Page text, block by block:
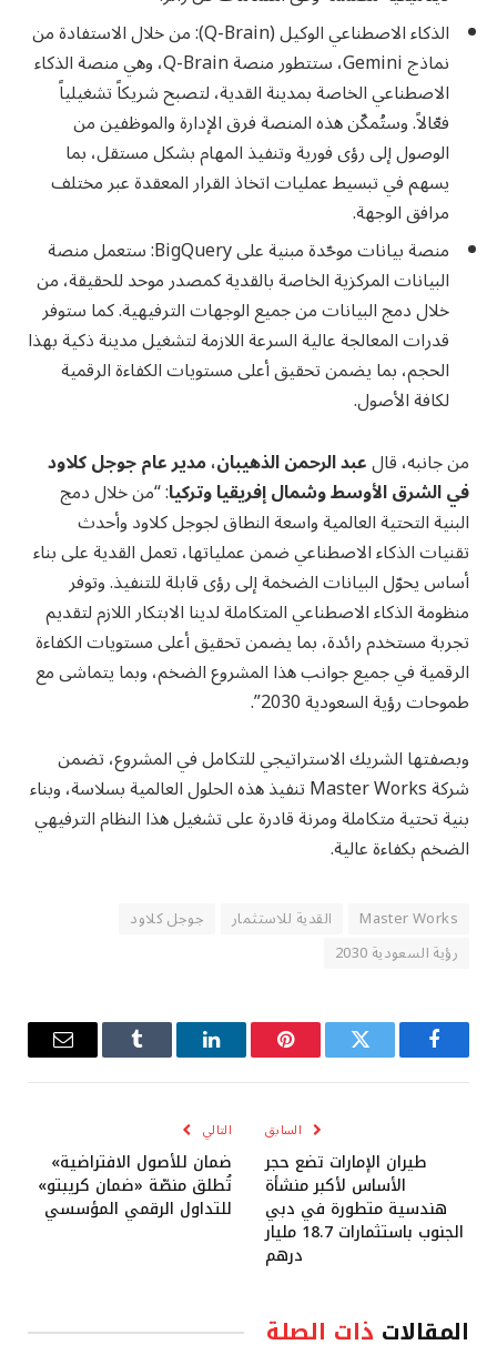
الذكاء الاصطناعي الوكيل (Q-Brain): من خلال الاستفادة من
نماذج Gemini، ستتطور منصة Q-Brain، وهي منصة الذكاء
الاصطناعي الخاصة بمدينة القدية، لتصبح شريكاً تشغيلياً
فعّالاً. وستُمكّن هذه المنصة فرق الإدارة والموظفين من
الوصول إلى رؤى فورية وتنفيذ المهام بشكل مستقل، بما
يسهم في تبسيط عمليات اتخاذ القرار المعقدة عبر مختلف
مرافق الوجهة.
منصة بيانات موحّدة مبنية على BigQuery: ستعمل منصة
البيانات المركزية الخاصة بالقدية كمصدر موحد للحقيقة، من
خلال دمج البيانات من جميع الوجهات الترفيهية. كما ستوفر
قدرات المعالجة عالية السرعة اللازمة لتشغيل مدينة ذكية بهذا
الحجم، بما يضمن تحقيق أعلى مستويات الكفاءة الرقمية
لكافة الأصول.
من جانبه، قالعبد الرحمن الذهيبان، مدير عام جوجل كلاود
في الشرق الأوسط وشمال إفريقيا وتركيا: “من خلال دمج
البنية التحتية العالمية واسعة النطاق لجوجل كلاود وأحدث
تقنيات الذكاء الاصطناعي ضمن عملياتها، تعمل القدية على بناء
أساس يحوّل البيانات الضخمة إلى رؤى قابلة للتنفيذ. وتوفر
منظومة الذكاء الاصطناعي المتكاملة لدينا الابتكار اللازم لتقديم
تجربة مستخدم رائدة، بما يضمن تحقيق أعلى مستويات الكفاءة
الرقمية في جميع جوانب هذا المشروع الضخم، وبما يتماشى مع
طموحات رؤية السعودية 2030”.
وبصفتها الشريك الاستراتيجي للتكامل في المشروع، تضمن
شركة Master Works تنفيذ هذه الحلول العالمية بسلاسة، وبناء
بنية تحتية متكاملة ومرنة قادرة على تشغيل هذا النظام الترفيهي
الضخم بكفاءة عالية.
Master Works القدية للاستثمار
جوجل كلاود
رؤية السعودية 2030
فيسبوك تويتر بينتيريستلينكدإن Tumblr
البريد
السابق
طيران الإمارات تضع حجر
الأساس لأكبر منشأة
هندسية متطورة في دبي
الجنوب باستثمارات 18.7 مليار
درهم
التالي
ضمان للأصول الافتراضية»
تُطلق منصّة «ضمان كريبتو»
للتداول الرقمي المؤسسي
المقالات ذات الصلة